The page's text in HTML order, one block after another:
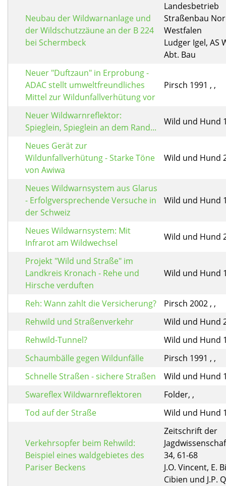
Neubau der Wildwarnanlage und
der Wildschutzzäune an der B 224
bei Schermbeck
Landesbetrieb
Straßenbau
Westfalen
Ludger Igel, AS
Abt. Bau
Neuer "Duftzaun" in Erprobung -
ADAC stellt umweltfreundliches
Mittel zur Wildunfallverhütung vor
Pirsch 1991 , ,
Neuer Wildwarnreflektor:
Spieglein, Spieglein an dem Rand...
Wild und Hund
Neues Gerät zur
Wildunfallverhütung - Starke Töne
von Awiwa
Wild und Hund
Neues Wildwarnsystem aus Glarus
- Erfolgversprechende Versuche in
der Schweiz
Wild und Hund
Neues Wildwarnsystem: Mit
Infrarot am Wildwechsel
Wild und Hund
Projekt "Wild und Straße" im
Landkreis Kronach - Rehe und
Hirsche verduften
Wild und Hund
Reh: Wann zahlt die Versicherung?
Pirsch 2002 , ,
Rehwild und Straßenverkehr
Wild und Hund
Rehwild-Tunnel?
Wild und Hund
Schaumbälle gegen Wildunfälle
Pirsch 1991 , ,
Schnelle Straßen - sichere Straßen
Wild und Hund
Swareflex WiIdwarnreflektoren
Folder, ,
Tod auf der Straße
Wild und Hund
Verkehrsopfer beim Rehwild:
Beispiel eines waldgebietes des
Pariser Beckens
Zeitschrift der
34, 61-68
J.O. Vincent, E.
Cibien und J.P.